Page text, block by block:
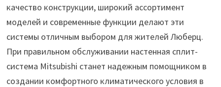
качество конструкции, широкий ассортимент
моделей и современные функции делают эти
системы отличным выбором для жителей Люберц.
При правильном обслуживании настенная сплит-
система Mitsubishi станет надежным помощником в
создании комфортного климатического условия в